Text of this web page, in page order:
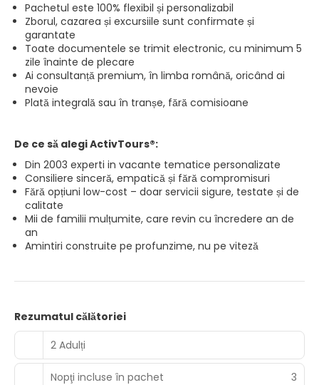
Pachetul este 100% flexibil și personalizabil
Zborul, cazarea și excursiile sunt confirmate și
garantate
Toate documentele se trimit electronic, cu minimum 5
zile înainte de plecare
Ai consultanță premium, în limba română, oricând ai
nevoie
Plată integrală sau în tranșe, fără comisioane
De ce să alegi ActivTours®:
Din 2003 experti in vacante tematice personalizate
Consiliere sinceră, empatică și fără compromisuri
Fără opțiuni low-cost – doar servicii sigure, testate și de
calitate
Mii de familii mulțumite, care revin cu încredere an de
an
Amintiri construite pe profunzime, nu pe viteză
Rezumatul călătoriei
2 Adulți
Nopţi incluse în pachet 3